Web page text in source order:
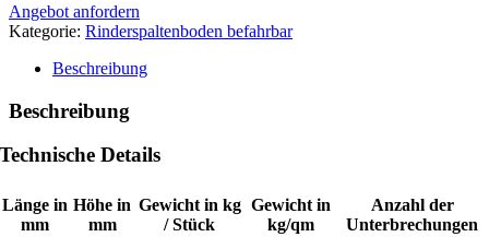
Angebot anfordern
Kategorie: Rinderspaltenboden befahrbar
Beschreibung
Beschreibung
Technische Details
Länge in
mm
Höhe in
mm
Gewicht in kg
/ Stück
Gewicht in
kg/qm
Anzahl der
Unterbrechungen